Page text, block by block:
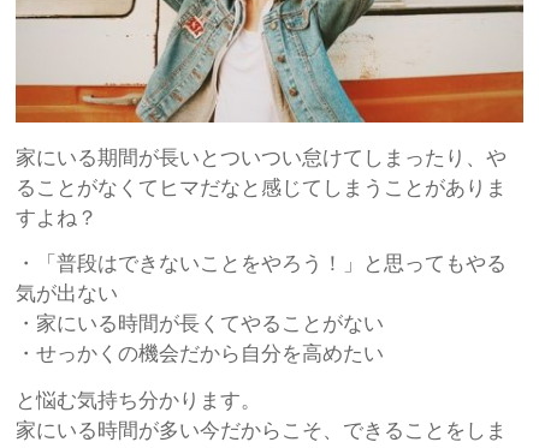
家にいる期間が長いとついつい怠けてしまったり、や
ることがなくてヒマだなと感じてしまうことがありま
すよね？
・「普段はできないことをやろう！」と思ってもやる
気が出ない
・家にいる時間が長くてやることがない
・せっかくの機会だから自分を高めたい
と悩む気持ち分かります。
家にいる時間が多い今だからこそ、できることをしま